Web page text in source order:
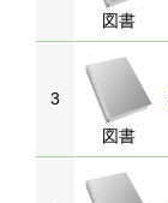
図書
3
図書